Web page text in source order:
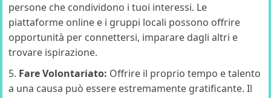
persone che condividono i tuoi interessi. Le
piattaforme online e i gruppi locali possono offrire
opportunità per connettersi, imparare dagli altri e
trovare ispirazione.
Fare Volontariato: Offrire il proprio tempo e talento
a una causa può essere estremamente gratificante. Il